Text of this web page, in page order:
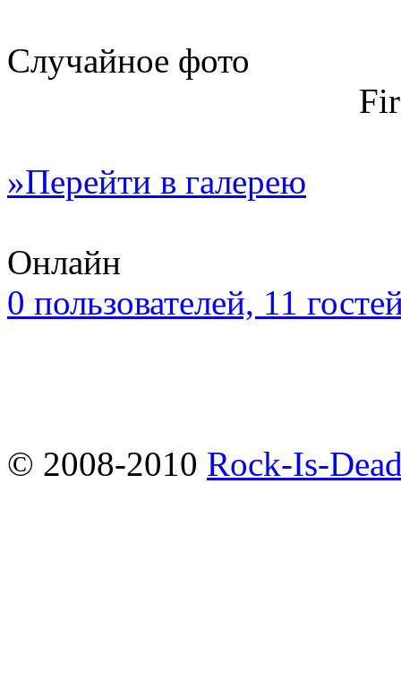
Случайное фото
»Перейти в галерею
Онлайн
0 пользователей, 11
© 2008-2010 Rock-Is-